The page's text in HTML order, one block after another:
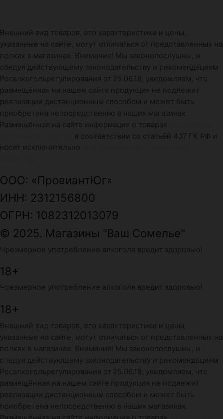
Внешний вид товаров, его характеристики и цены,
указанные на сайте, могут отличаться от представленных на
полках в магазинах. Внимание! Мы законопослушны, и
следуя действующему законодательству и рекомендациям
Росалкогольрегулирования от 25.06.18, уведомляем, что
размещённая на нашем сайте продукция не подлежит
реализации дистанционным способом и может быть
приобретена непосредственно в наших магазинах.
Размещённая на сайте информация о товарах
в соответствии со статьёй 437 ГК РФ и
носит исключительно
ООО: «ПровиантЮг»
ИНН: 2312156800
ОГРН: 1082312013079
© 2025. Магазины "Ваш Сомелье"
Чрезмерное употребление алкоголя вредит здоровью!
18+
Чрезмерное употребление алкоголя вредит здоровью!
18+
Внешний вид товаров, его характеристики и цены,
указанные на сайте, могут отличаться от представленных на
полках в магазинах. Внимание! Мы законопослушны, и
следуя действующему законодательству и рекомендациям
Росалкогольрегулирования от 25.06.18, уведомляем, что
размещённая на нашем сайте продукция не подлежит
реализации дистанционным способом и может быть
приобретена непосредственно в наших магазинах.